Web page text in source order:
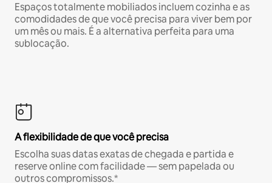
Espaços totalmente mobiliados incluem cozinha e as
comodidades de que você precisa para viver bem por
um mês ou mais. É a alternativa perfeita para uma
sublocação.
A flexibilidade de que você precisa
Escolha suas datas exatas de chegada e partida e
reserve online com facilidade — sem papelada ou
outros compromissos.*